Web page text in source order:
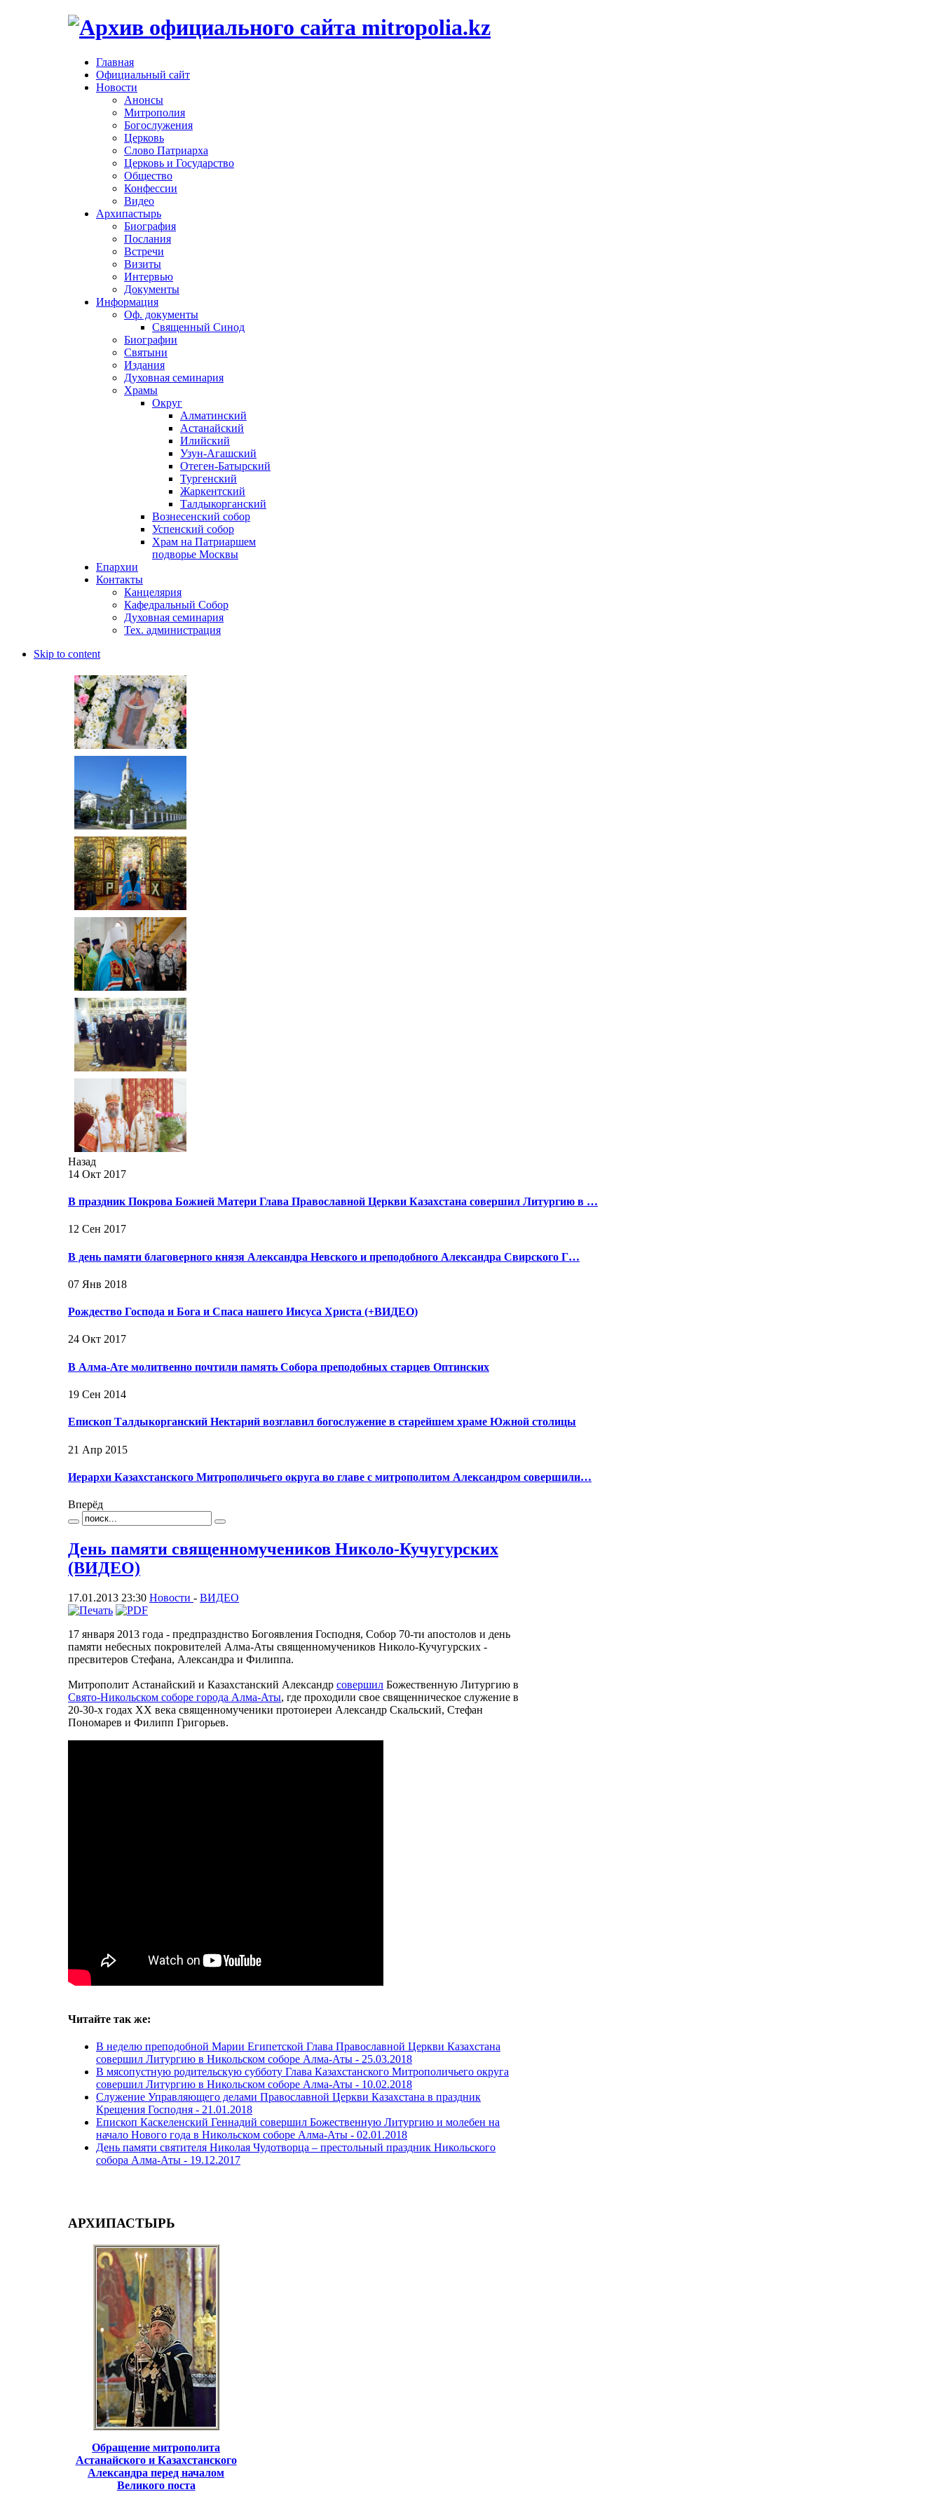
Главная
Официальный сайт
Новости
Анонсы
Митрополия
Богослужения
Церковь
Слово Патриарха
Церковь и Государство
Общество
Конфессии
Видео
Архипастырь
Биография
Послания
Встречи
Визиты
Интервью
Документы
Информация
Оф. документы
Священный Синод
Биографии
Святыни
Издания
Духовная семинария
Храмы
Округ
Алматинский
Астанайский
Илийский
Узун-Агашский
Отеген-Батырский
Тургенский
Жаркентский
Талдыкорганский
Вознесенский собор
Успенский собор
Храм на Патриаршем
подворье Москвы
Епархии
Контакты
Канцелярия
Кафедральный Собор
Духовная семинария
Тех. администрация
Skip to content
Назад
14 Окт 2017
В праздник Покрова Божией Матери Глава Православной Церкви Казахстана совершил Литургию в …
12 Сен 2017
В день памяти благоверного князя Александра Невского и преподобного Александра Свирского Г…
07 Янв 2018
Рождество Господа и Бога и Спаса нашего Иисуса Христа (+ВИДЕО)
24 Окт 2017
В Алма-Ате молитвенно почтили память Собора преподобных старцев Оптинских
19 Сен 2014
Епископ Талдыкорганский Нектарий возглавил богослужение в старейшем храме Южной столицы
21 Апр 2015
Иерархи Казахстанского Митрополичьего округа во главе с митрополитом Александром совершили…
Вперёд
День памяти священномучеников Николо-Кучугурских
(ВИДЕО)
17.01.2013 23:30 Новости - ВИДЕО
17 января 2013 года - предпразднство Богоявления Господня, Собор 70-ти апостолов и день
памяти небесных покровителей Алма-Аты священномучеников Николо-Кучугурских -
пресвитеров Стефана, Александра и Филиппа.
Митрополит Астанайский и Казахстанский Александр совершил Божественную Литургию в
Свято-Никольском соборе города Алма-Аты, где проходили свое священническое служение в
20-30-х годах ХХ века священномученики протоиереи Александр Скальский, Стефан
Пономарев и Филипп Григорьев.
Читайте так же:
В неделю преподобной Марии Египетской Глава Православной Церкви Казахстана
совершил Литургию в Никольском соборе Алма-Аты - 25.03.2018
В мясопустную родительскую субботу Глава Казахстанского Митрополичьего округа
совершил Литургию в Никольском соборе Алма-Аты - 10.02.2018
Служение Управляющего делами Православной Церкви Казахстана в праздник
Крещения Господня - 21.01.2018
Епископ Каскеленский Геннадий совершил Божественную Литургию и молебен на
начало Нового года в Никольском соборе Алма-Аты - 02.01.2018
День памяти святителя Николая Чудотворца – престольный праздник Никольского
собора Алма-Аты - 19.12.2017
АРХИПАСТЫРЬ
Обращение митрополита
Астанайского и Казахстанского
Александра перед началом
Великого поста